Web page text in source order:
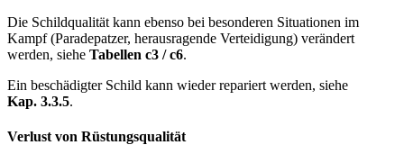
Die Schildqualität kann ebenso bei besonderen Situationen im
Kampf (Paradepatzer, herausragende Verteidigung) verändert
werden, siehe Tabellen c3 / c6.
Ein beschädigter Schild kann wieder repariert werden, siehe
Kap. 3.3.5.
Verlust von Rüstungsqualität